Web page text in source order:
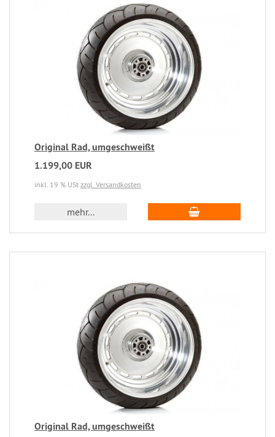
Original Rad, umgeschweißt
1.199,00 EUR
inkl. 19 % USt zzgl. Versandkosten
mehr...
Original Rad, umgeschweißt